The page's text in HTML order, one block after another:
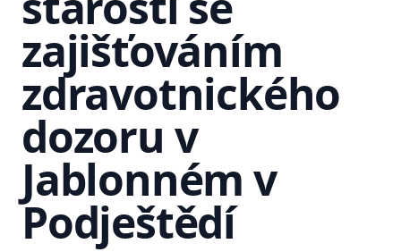
zajišťováním
zdravotnického
dozoru v
Jablonném v
Podještědí